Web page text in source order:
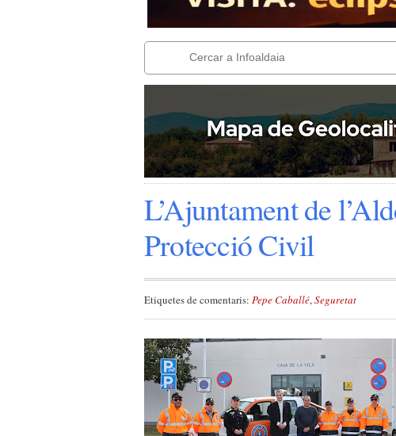
L’Ajuntament de
Protecció Civil
Etiquetes de comentaris: Pepe Caballé,Seguretat